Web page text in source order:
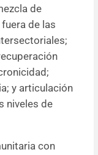
de
de las
y articulación
niveles de
con